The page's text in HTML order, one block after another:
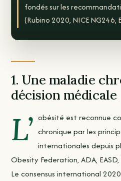
fondés sur les
(Rubino 2020, NICE NG246,
1. Une maladie
décision médicale
L’ obésité est reconnue
chronique par les
internationales depuis
Obesity Federation, ADA,
Le consensus international